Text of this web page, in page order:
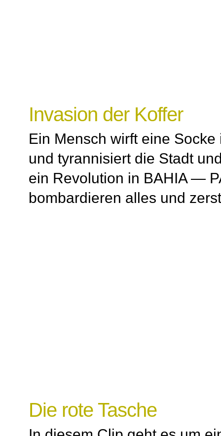
Invasion der Koffer
Ein Mensch wirft eine
und tyrannisiert die Stadt
ein Revolution in BAHIA —
bombardieren alles und
Die rote Tasche